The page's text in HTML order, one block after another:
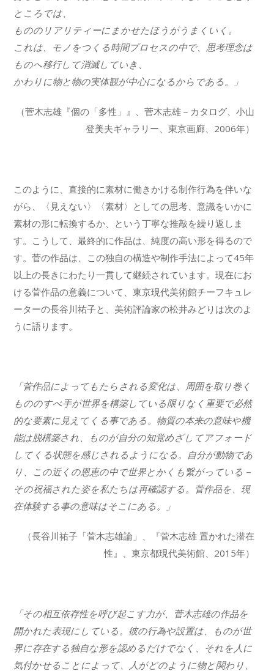
ところでは、
もののリアリティーにまかせたほうがうまくいく。
これは、モノをつくる時間プロセスの中で、思考理念は
ものへ移行して消滅していき、
かわりに物と物の実体観が中心になるからである。」
（菅木志雄『個の「多性」』、菅木志雄－カタログ、小山
登美夫ギャラリー、東京画廊、2006年）
このように、直接的に素材に働きかける制作行為を伴いな
がら、〈見えない〉〈素材〉としての思考、意識をいかに
素材の形に転換するか、という丁寧な推敲を繰り返しま
す。こうして、最終的に作品は、純度の高い形を得るので
す。菅の作品は、この独自の構造や制作手法によって45年
以上の長きにわたり一貫して継続されています。現在にお
ける菅作品の意義について、東京現代美術館チーフキュレ
ーターの長谷川祐子と、美術評論家の松井みどりは次のよ
うに語ります。
「菅作品によってもたらされる変化は、周囲を取り巻く
もののすべ手が世界を構築している限りなく重要で必然
的な要素に見えてくる事である。物質の本来の意味や機
能は脱構築され、ものが自分の知覚めざしてアフォード
してくる状態を感じされるようになる。自分が動物であ
り、この近くの恩恵の中で世界とかくも繋がっている－
その祝福された姿を私たちは再確認する。菅作品を、現
在体験する事の意味はそこにある。」
（長谷川祐子「菅木志雄論」、『菅木志雄 置かれた潜在
性』、東京都現代美術館、2015年）
「その相互依存性を呼び起こす力が、菅木志雄の作品を
開かれた表現にしている。彼の行為や設置は、ものが世
界に存在する独自な形を認めるだけでなく、それを人に
気付かせることによって、人がどのように物と関わり、